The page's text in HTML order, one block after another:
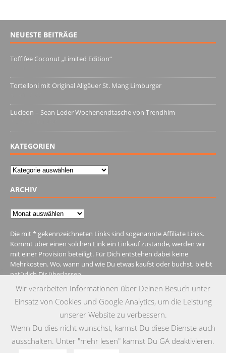
NEUESTE BEITRÄGE
Toffifee Coconut „Limited Edition“
Tortelloni mit Original Allgäuer St. Mang Limburger
Lucleon – Sean Leder Wochenendtasche von Trendhim
KATEGORIEN
Kategorien
ARCHIV
Archiv
Die mit * gekennzeichneten Links sind sogenannte Affiliate Links.
Kommt über einen solchen Link ein Einkauf zustande, werden wir
mit einer Provision beteiligt. Für Dich entstehen dabei keine
Mehrkosten. Wo, wann und wie Du etwas kaufst oder buchst, bleibt
natürlich Dir überlassen.
MENU
Wir verarbeiten Informationen über Deinen Besuch unter
Einsatz von Cookies und Google Analytics, um die Leistung
unserer Website zu verbessern.
Wenn Du dies nicht wünschst, kannst Du diese Dienste auch
ausschalten. Unter "mehr lesen" kannst Du GA deaktivieren.